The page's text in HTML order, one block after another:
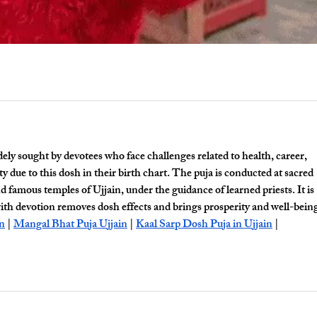
sought by devotees who face challenges related to health, career,
due to this dosh in their birth chart. The puja is conducted at sacred
famous temples of Ujjain, under the guidance of learned priests. It is
devotion removes dosh effects and brings prosperity and well-
| Mangal Bhat Puja Ujjain | Kaal Sarp Dosh Puja in Ujjain |